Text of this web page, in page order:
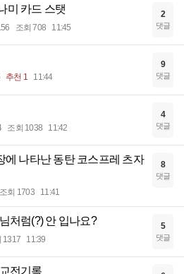
미 카드 스탯
조회 708 11:45
2
댓글
추천 1 11:44
9
댓글
조회 1038 11:42
4
댓글
에 나타난 동탄 코스프레 츠자
조회 1703 11:41
8
댓글
처럼(?) 안 입나요?
1317 11:39
5
댓글
전기록